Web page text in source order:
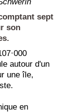
sept
son
autour d'un
une île,
en